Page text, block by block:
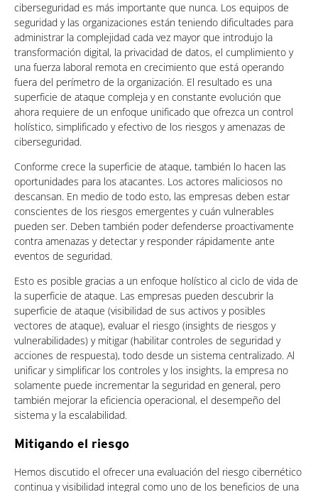
ciberseguridad es más importante que nunca. Los equipos de
seguridad y las organizaciones están teniendo dificultades para
administrar la complejidad cada vez mayor que introdujo la
transformación digital, la privacidad de datos, el cumplimiento y
una fuerza laboral remota en crecimiento que está operando
fuera del perímetro de la organización. El resultado es una
superficie de ataque compleja y en constante evolución que
ahora requiere de un enfoque unificado que ofrezca un control
holístico, simplificado y efectivo de los riesgos y amenazas de
ciberseguridad.
Conforme crece la superficie de ataque, también lo hacen las
oportunidades para los atacantes. Los actores maliciosos no
descansan. En medio de todo esto, las empresas deben estar
conscientes de los riesgos emergentes y cuán vulnerables
pueden ser. Deben también poder defenderse proactivamente
contra amenazas y detectar y responder rápidamente ante
eventos de seguridad.
Esto es posible gracias a un enfoque holístico al ciclo de vida de
la superficie de ataque. Las empresas pueden descubrir la
superficie de ataque (visibilidad de sus activos y posibles
vectores de ataque), evaluar el riesgo (insights de riesgos y
vulnerabilidades) y mitigar (habilitar controles de seguridad y
acciones de respuesta), todo desde un sistema centralizado. Al
unificar y simplificar los controles y los insights, la empresa no
solamente puede incrementar la seguridad en general, pero
también mejorar la eficiencia operacional, el desempeño del
sistema y la escalabilidad.
Mitigando el riesgo
Hemos discutido el ofrecer una evaluación del riesgo cibernético
continua y visibilidad integral como uno de los beneficios de una